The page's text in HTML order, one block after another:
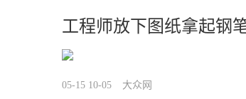
工程师放下图纸拿起钢
05-15 10-05 大众网